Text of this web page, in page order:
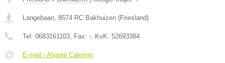
Langebaan, 8574 RC Bakhuizen (Friesland)
Tel: 0683161103, Fax: -, KvK: 52693384
E-mail › Aligoté Catering